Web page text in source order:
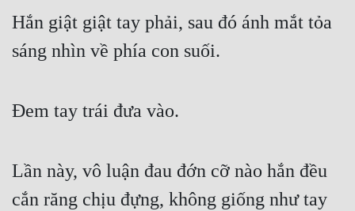
Huyền Huyễn
Huyền Nghi
Học Đường
Hắn giật giật tay phải, sau đó ánh mắt tỏa
sáng nhìn về phía con suối.
Đem tay trái đưa vào.
Lần này, vô luận đau đớn cỡ nào hắn đều
cắn răng chịu đựng, không giống như tay